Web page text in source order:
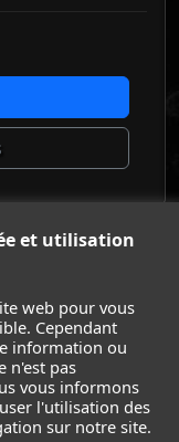
et utilisation
web pour vous
Cependant
information ou
n'est pas
vous informons
l'utilisation des
sur notre site.
- 2026
déposées
OF ATLANTIS
- CONTACT-
-
: